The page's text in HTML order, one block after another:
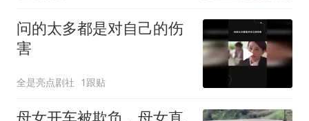
问的太多都是对自己的伤
害
全是亮点剧社 1跟贴